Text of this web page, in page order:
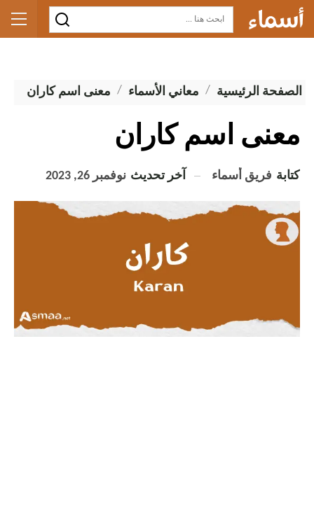
الصفحة الرئيسية معاني الأسماء معنى اسم كاران
معنى اسم كاران
كتابة فريق أسماء آخر تحديث نوفمبر 26, 2023